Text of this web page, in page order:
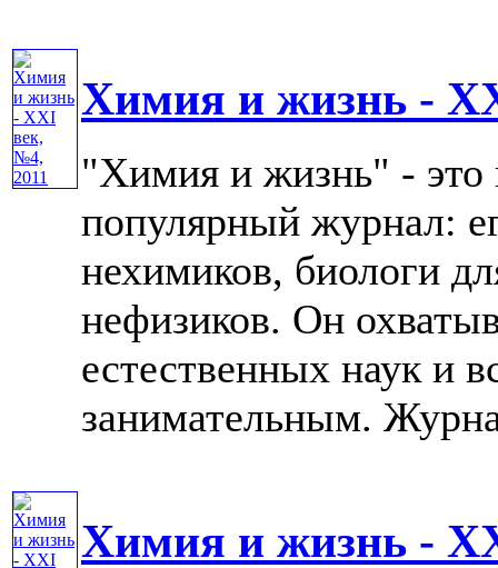
Химия и жизнь -
"Химия и жизнь" -
популярный журнал:
нехимиков, биологи
нефизиков. Он
естественных наук и
занимательным.
Химия и жизнь -